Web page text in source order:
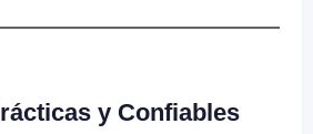
y Confiables